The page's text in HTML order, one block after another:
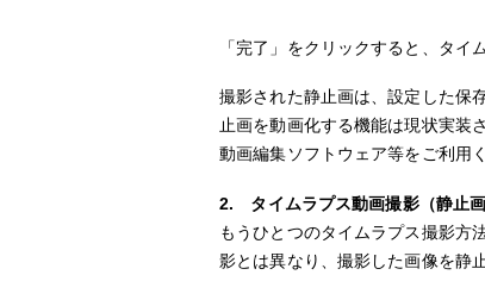
「完了」をクリックすると、タイ
撮影された静止画は、設定した保
止画を動画化する機能は現状実装
動画編集ソフトウェア等をご利用
2. タイムラプス動画撮影（静止画
もうひとつのタイムラプス撮影方
影とは異なり、撮影した画像を静